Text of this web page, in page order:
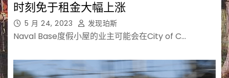
时刻免于租金大幅上涨
5 月 24, 2023 发现珀斯
Naval Base度假小屋的业主可能会在City of C…